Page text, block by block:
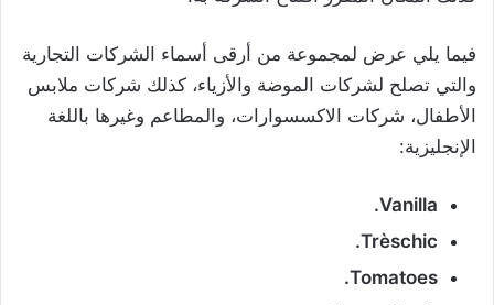
فيما يلي عرض لمجموعة من أرقى أسماء الشركات التجارية
والتي تصلح لشركات الموضة والأزياء، كذلك شركات ملابس
الأطفال، شركات الاكسسوارات، والمطاعم وغيرها باللغة
الإنجليزية:
Vanilla.
Trèschic.
Tomatoes.